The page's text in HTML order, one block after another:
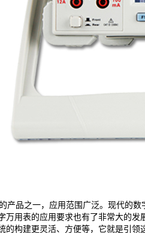
品之一，应用范围广泛。现代的数
万用表的应用要求也有了非常大的
构建更灵活、方便等，它就是引领